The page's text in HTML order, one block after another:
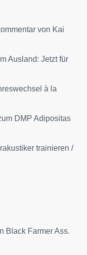
von Kai
Ausland: Jetzt für
à la
DMP Adipositas
trainieren /
Black Farmer Ass.